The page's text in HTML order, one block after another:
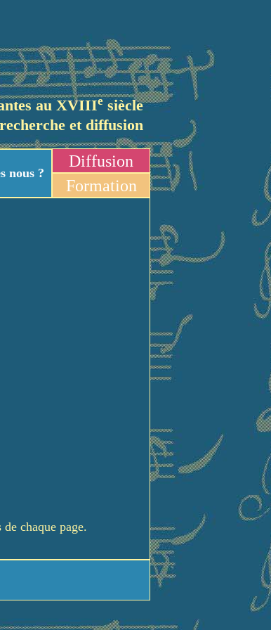
au XVIIIesiècle
recherche et diffusion
nous ?
Diffusion
Formation
chaque page.